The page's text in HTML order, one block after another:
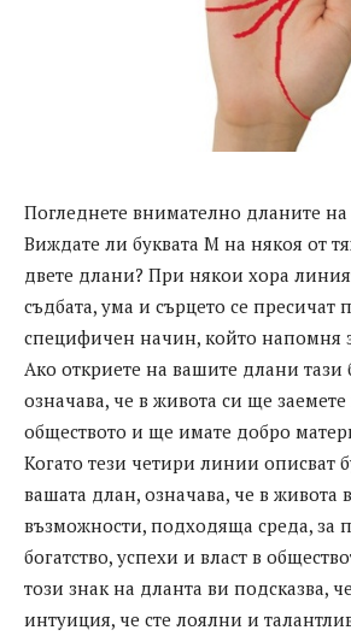
Погледнете внимателно дланите на
Виждате ли буквата М на някоя от
двете длани? При някои хора
съдбата, ума и сърцето се пресичат
специфичен начин, който напомня
Ако откриете на вашите длани тази
означава, че в живота си ще
обществото и ще имате добро
Когато тези четири линии описват
вашата длан, означава, че в живота
възможности, подходяща среда, за
богатство, успехи и власт в
този знак на дланта ви подсказва,
интуиция, че сте лоялни и